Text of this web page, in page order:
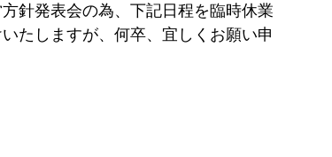
針発表会の為、下記日程を臨時休業
たしますが、何卒、宜しくお願い申